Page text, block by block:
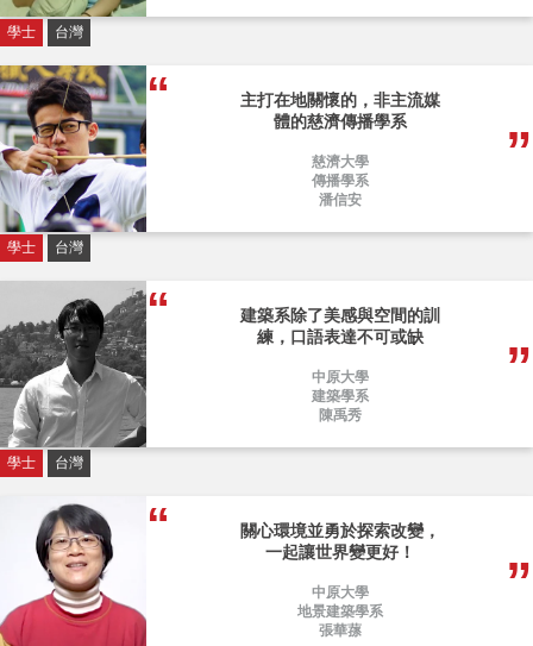
學士 台灣
主打在地關懷的，非主流媒
體的慈濟傳播學系
慈濟大學
傳播學系
潘信安
學士 台灣
建築系除了美感與空間的訓
練，口語表達不可或缺
中原大學
建築學系
陳禹秀
學士 台灣
關心環境並勇於探索改變，
一起讓世界變更好！
中原大學
地景建築學系
張華蓀